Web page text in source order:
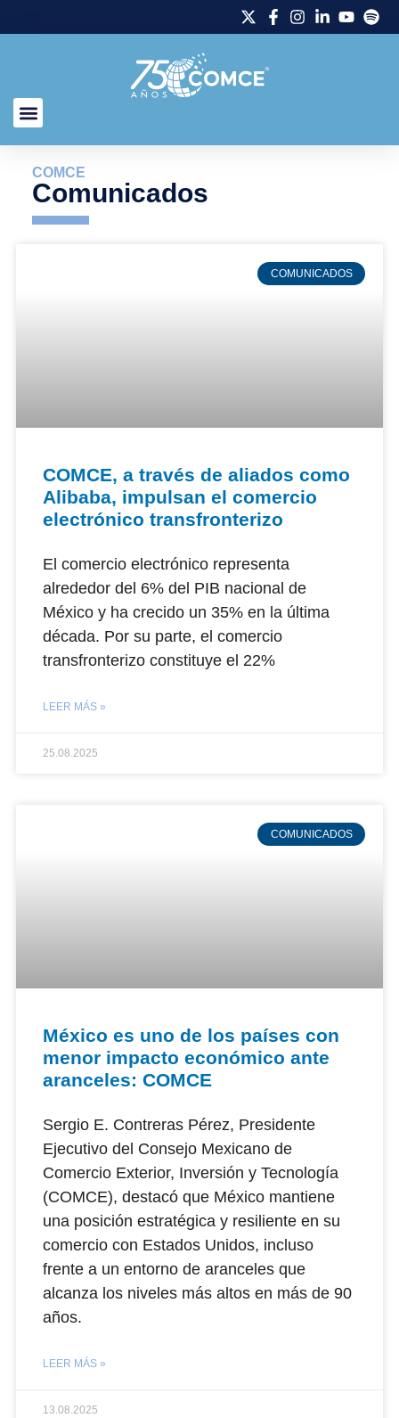
COMCE
Comunicados
COMUNICADOS
COMCE, a través de aliados como
Alibaba, impulsan el comercio
electrónico transfronterizo
El comercio electrónico representa
alrededor del 6% del PIB nacional de
México y ha crecido un 35% en la última
década. Por su parte, el comercio
transfronterizo constituye el 22%
LEER MÁS »
25.08.2025
COMUNICADOS
México es uno de los países con
menor impacto económico ante
aranceles: COMCE
Sergio E. Contreras Pérez, Presidente
Ejecutivo del Consejo Mexicano de
Comercio Exterior, Inversión y Tecnología
(COMCE), destacó que México mantiene
una posición estratégica y resiliente en su
comercio con Estados Unidos, incluso
frente a un entorno de aranceles que
alcanza los niveles más altos en más de 90
años.
LEER MÁS »
13.08.2025